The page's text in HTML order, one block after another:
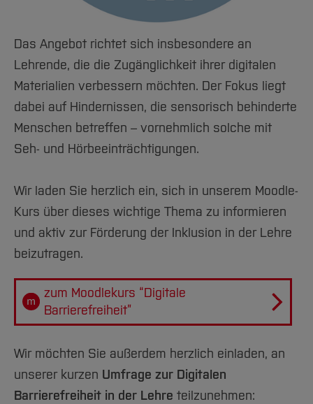
Arbeiten im FB G
Forschung und Projekte
Team
Service
Studiengänge
Aktuelles
Fachgruppen
Forschung und Entwicklung
International
Team
Service
Amtliche Bekanntmachungen
BO Shop
Familiengerechte Hochschule
Diskriminierungsfreie Hochschule
Vertretungen
Wahlen
Hochschulbibliothek
Hochschulkommunikation
International Office
Medienzentrum
qed-Stiftung
Zentrale Studienberatung
Das Angebot richtet sich insbesondere an
Lehrende, die die Zugänglichkeit ihrer digitalen
Materialien verbessern möchten. Der Fokus liegt
dabei auf Hindernissen, die sensorisch behinderte
Menschen betreffen – vornehmlich solche mit
Seh- und Hörbeeinträchtigungen.
Wir laden Sie herzlich ein, sich in unserem Moodle-
Kurs über dieses wichtige Thema zu informieren
und aktiv zur Förderung der Inklusion in der Lehre
beizutragen.
zum Moodlekurs “Digitale
Barrierefreiheit”
Wir möchten Sie außerdem herzlich einladen, an
unserer kurzen Umfrage zur Digitalen
Barrierefreiheit in der Lehre teilzunehmen: